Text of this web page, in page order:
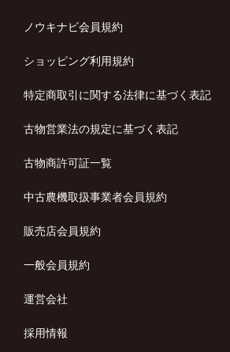
ノウキナビ会員規約
ショッピング利用規約
特定商取引に関する法律に基づく表記
古物営業法の規定に基づく表記
古物商許可証一覧
中古農機取扱事業者会員規約
販売店会員規約
一般会員規約
運営会社
採用情報